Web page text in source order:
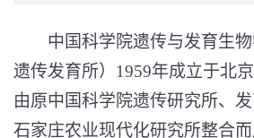
中国科学院遗传与发育生物
遗传发育所） 1959年成立于北京
由原中国科学院遗传研究所、
石家庄农业现代化研究所整合